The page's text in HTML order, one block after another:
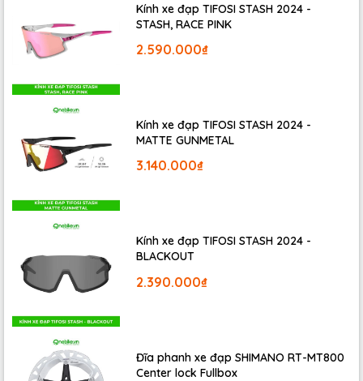
Giày xe đạp FIZIK OVERCURVE R5là loại giày thể thao
cao cấp đến từ Fizik - thương hiệu Ý chuyên sản xuất các
loại giày xe đạp thể thao. Đây là sản phẩm dành riêng
dáng kinh điển, hiệu xuất linh hoạt mang lại trải nghiệm
thú vị khi đạp xe.
Kính xe đạp TIFOSI STASH 2024 -
STASH, RACE PINK
2.590.000₫
Kính xe đạp TIFOSI STASH 2024 -
MATTE GUNMETAL
3.140.000₫
Kính xe đạp TIFOSI STASH 2024 -
BLACKOUT
2.390.000₫
Đĩa phanh xe đạp SHIMANO RT-MT800
Center lock Fullbox